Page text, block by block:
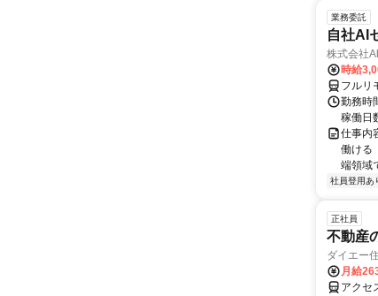
業務委託
自社AI
株式会社
時給
フルリ
勤務時
稼働日
仕事内
働ける
端領域
社員登用あ
正社員
不動産
ダイエー
月給